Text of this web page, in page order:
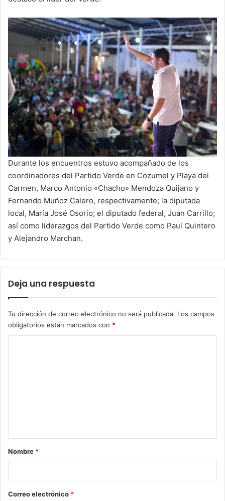
Durante los encuentros estuvo acompañado de los
coordinadores del Partido Verde en Cozumel y Playa del
Carmen, Marco Antonio «Chacho» Mendoza Quijano y
Fernando Muñoz Calero, respectivamente; la diputada
local, María José Osorio; el diputado federal, Juan Carrillo;
así como liderazgos del Partido Verde como Paul Quintero
y Alejandro Marchan.
Deja una respuesta
Tu dirección de correo electrónico no será publicada. Los campos
obligatorios están marcados con *
r
*
Nombre *
Correo electrónico *